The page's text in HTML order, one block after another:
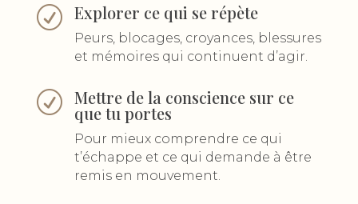
R Explorer ce qui se répète
Peurs, blocages, croyances, blessures
et mémoires qui continuent d’agir.
R Mettre de la conscience sur ce
que tu portes
Pour mieux comprendre ce qui
t’échappe et ce qui demande à être
remis en mouvement.